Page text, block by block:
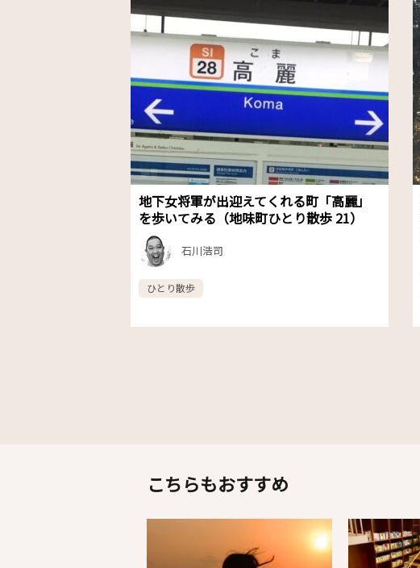
地下女将軍が出迎えてくれる町「高麗」
を歩いてみる（地味町ひとり散歩 21）
石川浩司
ひとり散歩
こちらもおすすめ